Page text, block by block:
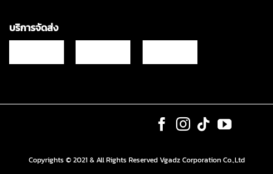
บริการจัดส่ง
Copyrights © 2021 & All Rights Reserved Vgadz Corporation Co.,Ltd